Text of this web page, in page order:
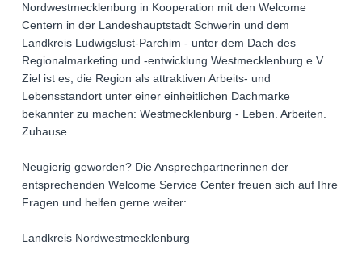
Nordwestmecklenburg in Kooperation mit den Welcome
Centern in der Landeshauptstadt Schwerin und dem
Landkreis Ludwigslust-Parchim - unter dem Dach des
Regionalmarketing und -entwicklung Westmecklenburg e.V.
Ziel ist es, die Region als attraktiven Arbeits- und
Lebensstandort unter einer einheitlichen Dachmarke
bekannter zu machen: Westmecklenburg - Leben. Arbeiten.
Zuhause.
Neugierig geworden? Die Ansprechpartnerinnen der
entsprechenden Welcome Service Center freuen sich auf Ihre
Fragen und helfen gerne weiter:
Landkreis Nordwestmecklenburg